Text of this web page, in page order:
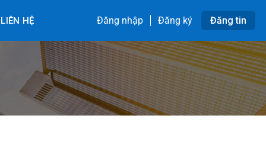
LIÊN HỆ Đăng nhập Đăng ký Đăng tin